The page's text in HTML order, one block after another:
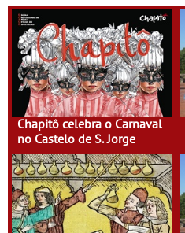
Chapitô celebra o Carnaval
no Castelo de S. Jorge